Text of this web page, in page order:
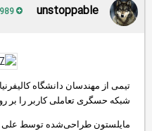
unstoppable
تیمی از مهندسان دانشگاه
شبکه حسگری تعاملی کاربر را بر روی
مایلستون طراحی‌شده توسط علی